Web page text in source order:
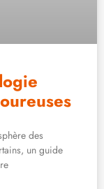
des
un guide